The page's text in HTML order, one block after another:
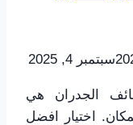
سبتمبر 4, 2025
الجدران هي
اختيار افضل